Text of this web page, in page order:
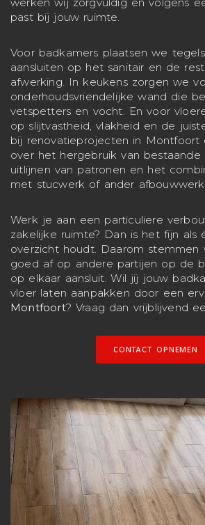
past bij jouw ruimte.
Voor badkamers plaatsen we
aansluiten op het sanitair en de
afwerking. In keukens zorgen we
onderhoudsvriendelijke wand die
vetspetters en vocht. En voor
op slijtvastheid, vlakheid en de
bij renovatieprojecten in Montfoort
over het hergebruik van bestaande
uitlijnen van patronen en het
met stucwerk of ander afbouwwerk.
Werk je aan een particuliere
zakelijke ruimte? Dan is het fijn als
overzicht houdt. Daarom stemmen
goed af op andere partijen op de
op elkaar aansluit. Wil jij jouw
vloer laten aanpakken door een
Montfoort? Vraag dan vrijblijvend
CONTACT OPNEMEN